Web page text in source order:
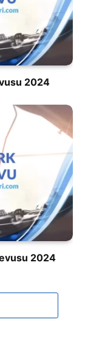
2024
2024